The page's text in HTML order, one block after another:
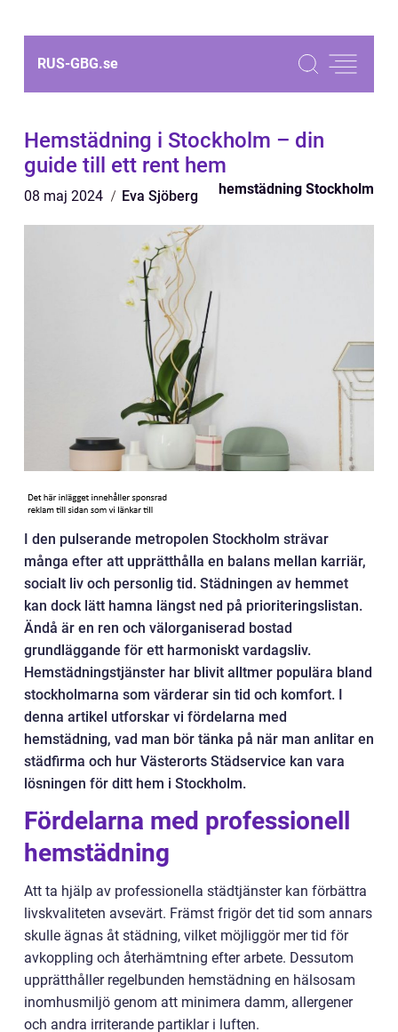
RUS-GBG.se
Hemstädning i Stockholm – din
guide till ett rent hem
08 maj 2024 Eva Sjöberg hemstädning Stockholm
I den pulserande metropolen Stockholm strävar
många efter att upprätthålla en balans mellan karriär,
socialt liv och personlig tid. Städningen av hemmet
kan dock lätt hamna längst ned på prioriteringslistan.
Ändå är en ren och välorganiserad bostad
grundläggande för ett harmoniskt vardagsliv.
Hemstädningstjänster har blivit alltmer populära bland
stockholmarna som värderar sin tid och komfort. I
denna artikel utforskar vi fördelarna med
hemstädning, vad man bör tänka på när man anlitar en
städfirma och hur Västerorts Städservice kan vara
lösningen för ditt hem i Stockholm.
Fördelarna med professionell
hemstädning
Att ta hjälp av professionella städtjänster kan förbättra
livskvaliteten avsevärt. Främst frigör det tid som annars
skulle ägnas åt städning, vilket möjliggör mer tid för
avkoppling och återhämtning efter arbete. Dessutom
upprätthåller regelbunden hemstädning en hälsosam
inomhusmiljö genom att minimera damm, allergener
och andra irriterande partiklar i luften.